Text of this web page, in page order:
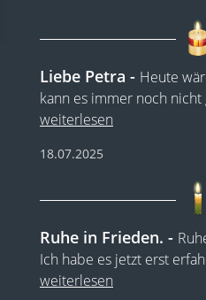
Liebe Petra
Heute
kann es immer noch
weiterlesen
18.07.2025
Ruhe in Frieden.
Ich habe es jetzt erst
weiterlesen